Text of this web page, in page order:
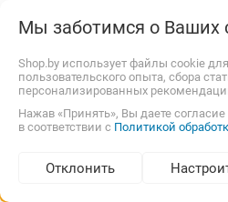
Подбор по
чехол для стола
22,00 р.,4 сентября карта,
128,48
Быстрый
Мы заботимся о Ваших
Shop.by использует файлы cookie
пользовательского опыта, сбора
персонализированных
Нажав «Принять», Вы даете
в соответствии с Политикой
Отклонить